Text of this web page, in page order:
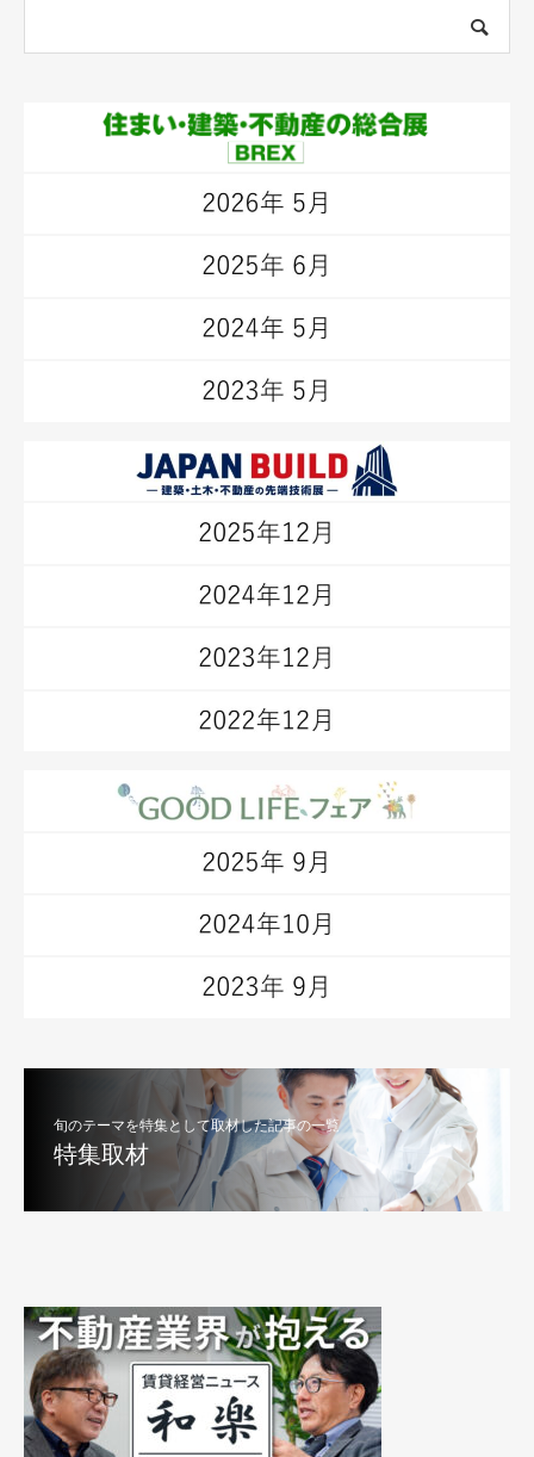
旬のテーマを特集として取材した記事の一覧
特集取材